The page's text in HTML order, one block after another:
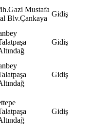
Mustafa
Blv.Çankaya
Gidiş
Gidiş
Gidiş
Gidiş